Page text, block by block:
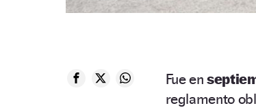
Fue en
reglamento